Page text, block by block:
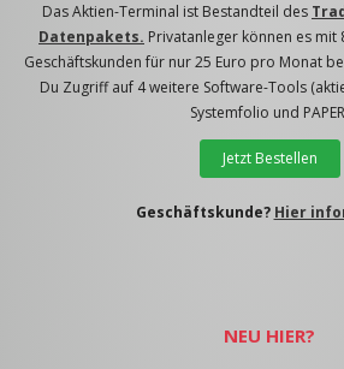
Das Aktien-Terminal ist Bestandteil des
Datenpakets. Privatanleger können es mit
Geschäftskunden für nur 25 Euro pro Monat
Du Zugriff auf 4 weitere Software-Tools
Systemfolio und
Jetzt Bestellen
Geschäftskunde? Hier
NEU HIER?